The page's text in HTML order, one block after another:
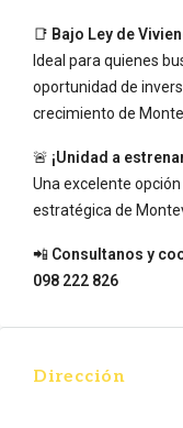
📑 Bajo Ley de
Ideal para quienes
oportunidad de
crecimiento de
🚨 ¡Unidad a
Una excelente
estratégica de
📲 Consultanos y
098 222 826
Dirección